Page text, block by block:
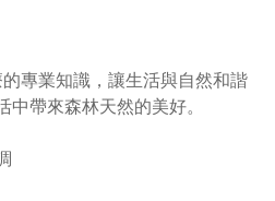
專業知識，讓生活與自然和諧
帶來森林天然的美好。